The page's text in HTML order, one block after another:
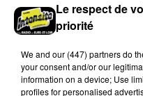
Le respect de
priorité
We and our (447) partnersdo
your consent and/or our
information on a device; Use
profiles for personalised